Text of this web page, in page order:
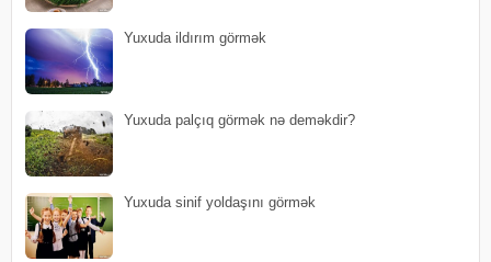
Yuxuda ildırım görmək
Yuxuda palçıq görmək nə deməkdir?
Yuxuda sinif yoldaşını görmək